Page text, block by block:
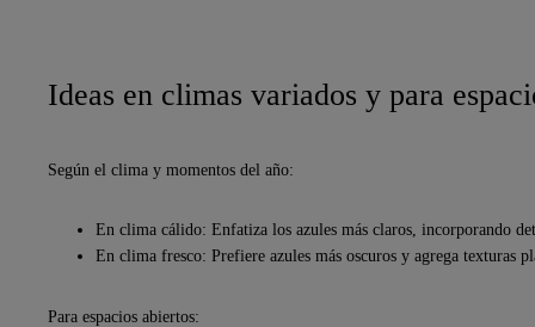
Ideas en climas variados y para
Según el clima y momentos del año:
En clima cálido: Enfatiza los azules más claros, incorporando
En clima fresco: Prefiere azules más oscuros y agrega texturas
Para espacios abiertos: